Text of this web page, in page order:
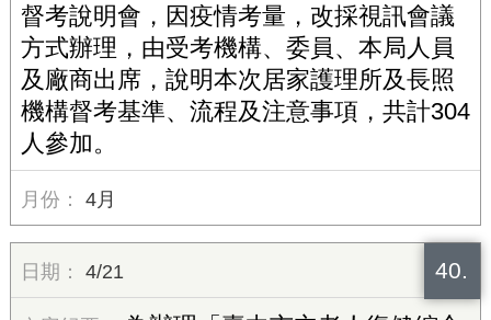
督考說明會，因疫情考量，改採視訊會議
方式辦理，由受考機構、委員、本局人員
及廠商出席，說明本次居家護理所及長照
機構督考基準、流程及注意事項，共計304
人參加。
4月
40.
4/21